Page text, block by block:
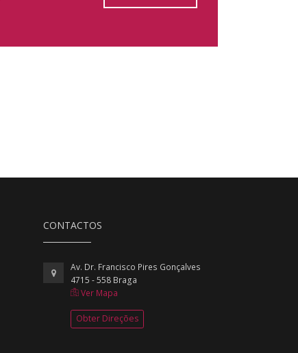
CONTACTOS
Av. Dr. Francisco Pires Gonçalves
4715 - 558 Braga
Ver Mapa
Obter Direções